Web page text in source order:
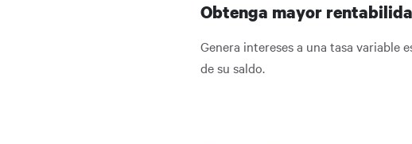
Obtenga mayor
Genera intereses a una tasa variable
de su saldo.